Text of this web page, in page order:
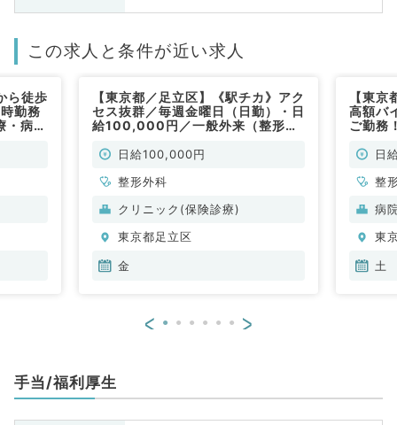
この求人と条件が近い求人
ら徒歩
勤務
病棟
【東京都／足立区】《駅チカ》アク
セス抜群／毎週金曜日（日勤）・日
給100,000円／一般外来（整形外
日給100,000円
整形外科
クリニック(保険診療)
東京都足立区
金
【東
高額バ
ご勤務
日
整
病
東
土
< >
手当/福利厚生